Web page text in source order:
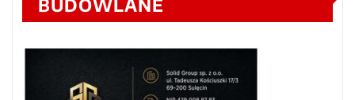
BUDOWLANE